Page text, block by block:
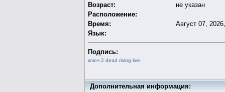
Возраст:
не указан
Расположение:
Время:
Август 07,
Язык:
Подпись:
ключ 2 dead rising live
Дополнительная информация: